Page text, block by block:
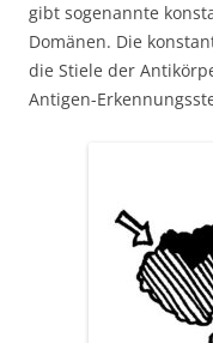
gibt sogenannte
Domänen. Die
die Stiele der
Antigen-